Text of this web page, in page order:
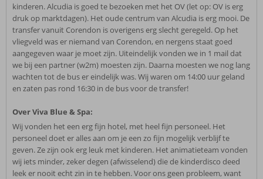
kinderen. Alcudia is goed te bezoeken met het OV (let op: OV is erg
druk op marktdagen). Het oude centrum van Alcudia is erg mooi. De
transfer vanuit Corendon is overigens erg slecht geregeld. Op het
vliegveld was er niemand van Corendon, en nergens staat goed
aangegeven waar je moet zijn. Uiteindelijk vonden we in 1 mail dat
we bij een partner (w2m) moesten zijn. Daarna moesten we nog lang
wachten tot de bus er eindelijk was. Wij waren om 14:00 uur geland
en zaten pas rond 16:30 in de bus voor de transfer!
Over Viva Blue & Spa:
Wij vonden het een erg fijn hotel, met heel fijn personeel. Het
personeel doet er alles aan om je een zo fijn mogelijk verblijf te
geven. Ze zijn ook erg leuk met kinderen. Het animatieteam vonden
wij iets minder, zeker degen (afwisselend) die de kinderdisco deed
leek er nooit echt zin in te hebben. Voor ons geen probleem, want